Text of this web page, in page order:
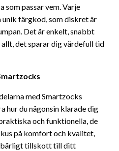
som passar vem. Varje
färgkod, som diskret är
Det är enkelt, snabbt
det sparar dig värdefull tid
med Smartzocks
hur du någonsin klarade dig
och funktionella, de
på komfort och kvalitet,
tillskott till ditt